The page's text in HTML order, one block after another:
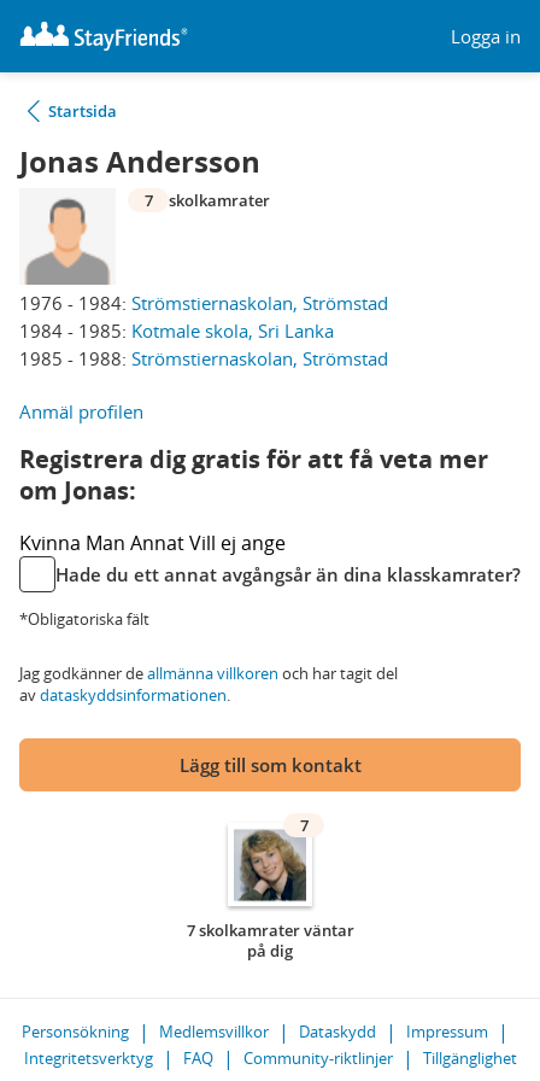
Logga in
Startsida
Jonas Andersson
1976 - 1984: Strömstiernaskolan, Strömstad
1984 - 1985: Kotmale skola, Sri Lanka
1985 - 1988: Strömstiernaskolan, Strömstad
7 skolkamrater
Anmäl profilen
Registrera dig gratis för att få veta mer
om Jonas:
Kvinna Man AnnatVill ej ange
Hade du ett annat avgångsår än dina klasskamrater?
*Obligatoriska fält
Jag godkänner deallmänna villkoren och har tagit del
avdataskyddsinformationen.
Lägg till som kontakt
7
7 skolkamrater väntar
på dig
Personsökning Medlemsvillkor Dataskydd
Impressum
Integritetsverktyg
FAQ Community-riktlinjer Tillgänglighet